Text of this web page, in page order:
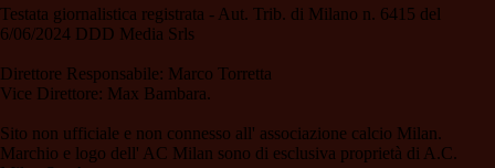
Testata giornalistica registrata - Aut. Trib. di Milano n. 6415 del
6/06/2024 DDD Media Srls
Direttore Responsabile: Marco Torretta
Vice Direttore: Max Bambara.
Sito non ufficiale e non connesso all' associazione calcio Milan.
Marchio e logo dell' AC Milan sono di esclusiva proprietà di A.C.